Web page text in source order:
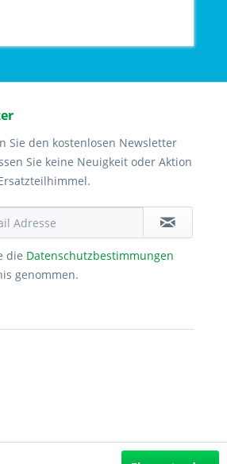
Sie den kostenlosen Newsletter
Sie keine Neuigkeit oder Aktion
die Datenschutzbestimmungen
genommen.